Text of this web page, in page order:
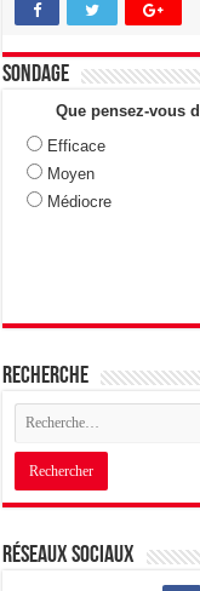
Sondage
Que pensez-vous
Efficace
Moyen
Médiocre
Recherche
Réseaux sociaux